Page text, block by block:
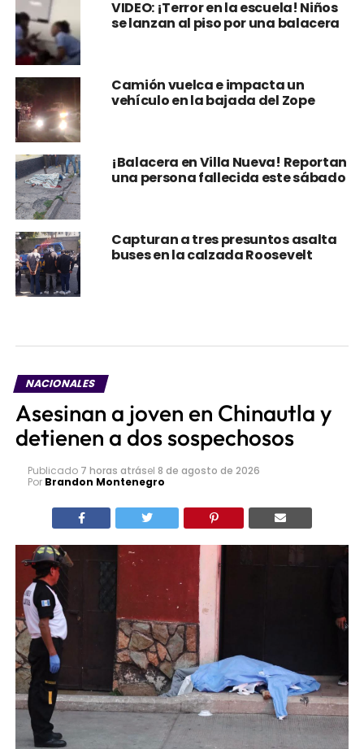
VIDEO: ¡Terror en la escuela! Niños
se lanzan al piso por una balacera
Camión vuelca e impacta un
vehículo en la bajada del Zope
¡Balacera en Villa Nueva! Reportan
una persona fallecida este sábado
Capturan a tres presuntos asalta
buses en la calzada Roosevelt
NACIONALES
Asesinan a joven en Chinautla y
detienen a dos sospechosos
Publicado 7 horas atrásel 8 de agosto de 2026
Por Brandon Montenegro